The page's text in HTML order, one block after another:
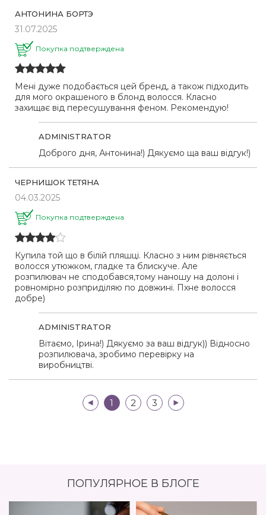
АНТОНИНА БОРТЭ
31.07.2025
Покупка подтверждена
Мені дуже подобається цей бренд, а також підходить
для мого окрашеного в блонд волосся. Класно
захищає від пересушування феном. Рекомендую!
ADMINISTRATOR
Доброго дня, Антонина!) Дякуємо ща ваш відгук!)
ЧЕРНИШОК ТЕТЯНА
04.03.2025
Покупка подтверждена
Купила той що в білій пляшці. Класно з ним рівняється
волосся утюжком, гладке та блискуче. Але
розпилювач не сподобався,тому наношу на долоні і
ровномірно розприділяю по довжині. Пхне волосся
добре)
ADMINISTRATOR
Вітаємо, Ірина!) Дякуємо за ваш відгук)) Відносно
розпилювача, зробимо перевірку на
виробництві.
|< 1 2 3 >|
ПОПУЛЯРНОЕ В БЛОГЕ